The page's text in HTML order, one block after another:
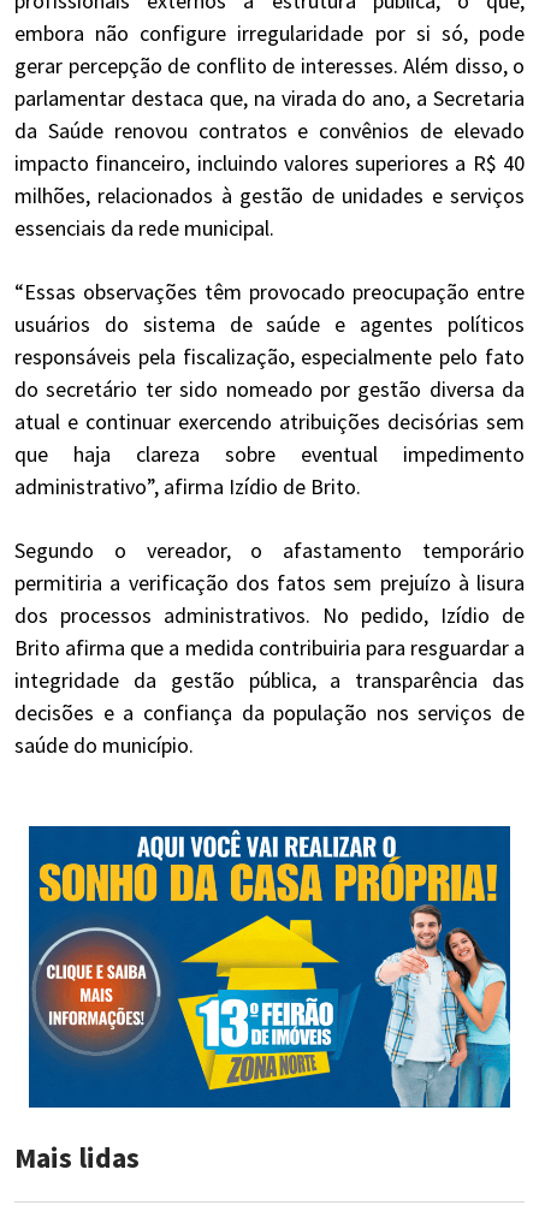
embora não configure irregularidade por si só, pode
gerar percepção de conflito de interesses. Além disso, o
parlamentar destaca que, na virada do ano, a Secretaria
da Saúde renovou contratos e convênios de elevado
impacto financeiro, incluindo valores superiores a R$ 40
milhões, relacionados à gestão de unidades e serviços
essenciais da rede municipal.
“Essas observações têm provocado preocupação entre
usuários do sistema de saúde e agentes políticos
responsáveis pela fiscalização, especialmente pelo fato
do secretário ter sido nomeado por gestão diversa da
atual e continuar exercendo atribuições decisórias sem
que haja clareza sobre eventual impedimento
administrativo”, afirma Izídio de Brito.
Segundo o vereador, o afastamento temporário
permitiria a verificação dos fatos sem prejuízo à lisura
dos processos administrativos. No pedido, Izídio de
Brito afirma que a medida contribuiria para resguardar a
integridade da gestão pública, a transparência das
decisões e a confiança da população nos serviços de
saúde do município.
Mais lidas